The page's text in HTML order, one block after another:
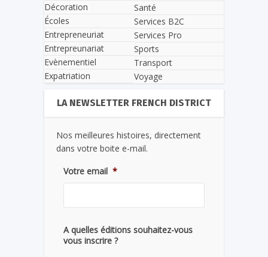
Décoration
Écoles
Entrepreneuriat
Entrepreunariat
Evènementiel
Expatriation
Santé
Services B2C
Services Pro
Sports
Transport
Voyage
LA NEWSLETTER FRENCH DISTRICT
Nos meilleures histoires, directement
dans votre boite e-mail.
Votre email *
A quelles éditions souhaitez-vous
vous inscrire ?